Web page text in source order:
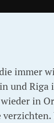
immer
und
in